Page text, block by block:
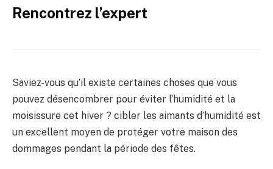
Rencontrez l’expert
Saviez-vous qu’il existe certaines choses que vous
pouvez désencombrer pour éviter l’humidité et la
moisissure cet hiver ? cibler les aimants d’humidité est
un excellent moyen de protéger votre maison des
dommages pendant la période des fêtes.